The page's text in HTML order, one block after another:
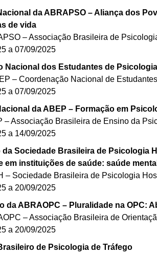
da ABRAPSO – Aliança dos
de vida
– Associação Brasileira de
a 07/09/2025
Nacional dos Estudantes de
– Coordenação Nacional de
a 07/09/2025
da ABEP – Formação em
– Associação Brasileira de Ensino da
a 14/09/2025
Sociedade Brasileira de Psicologia
em instituições de saúde: saúde
– Sociedade Brasileira de Psicologia
a 20/09/2025
da ABRAOPC – Pluralidade na OPC:
– Associação Brasileira de
a 20/09/2025
de Psicologia de Tráfego